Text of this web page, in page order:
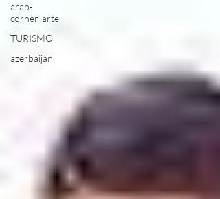
arab-
corner-arte
TURISMO
azerbaijan